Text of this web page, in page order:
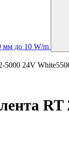
мм до 10 W/m
5000 24V